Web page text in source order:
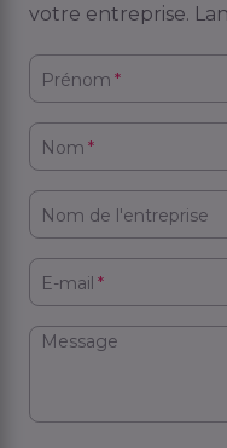
votre entreprise.
Prénom *
Nom *
Nom de l'entreprise
E-mail *
Message